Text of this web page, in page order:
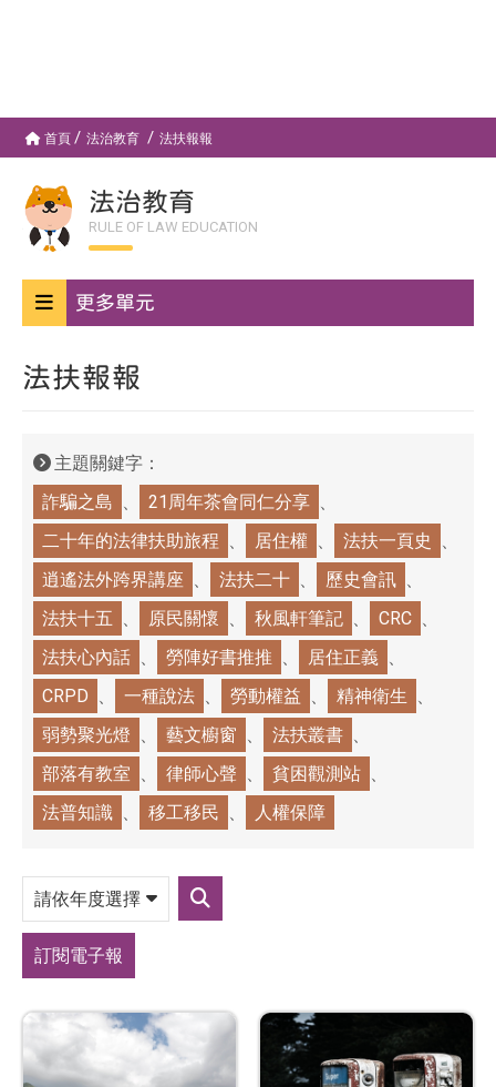
首頁 法治教育 法扶報報
法治教育
RULE OF LAW EDUCATION
更多單元
法扶報報
主題關鍵字：
詐騙之島
21周年茶會同仁分享
二十年的法律扶助旅程
居住權
法扶一頁史
逍遙法外跨界講座
法扶二十
歷史會訊
法扶十五
原民關懷 秋風軒筆記
CRC
法扶心內話
勞陣好書推推
居住正義
CRPD
一種說法 勞動權益
精神衛生
弱勢聚光燈
藝文櫥窗
法扶叢書
部落有教室
律師心聲
貧困觀測站
法普知識
移工移民 人權保障
依
年
度
選
擇
送
訂閱電子報